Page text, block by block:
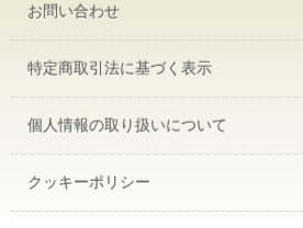
お問い合わせ
特定商取引法に基づく表示
個人情報の取り扱いについて
クッキーポリシー